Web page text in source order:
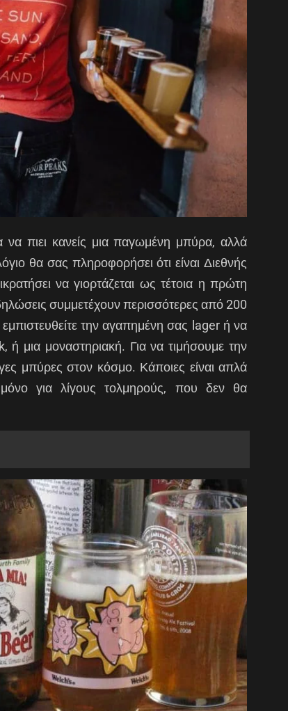
να πιει κανείς μια παγωμένη μπύρα, αλλά
θα σας πληροφορήσει ότι είναι Διεθνής
να γιορτάζεται ως τέτοια η πρώτη
συμμετέχουν περισσότερες από 200
την αγαπημένη σας lager ή να
ή μια μοναστηριακή. Για να τιμήσουμε την
μπύρες στον κόσμο. Κάποιες είναι απλά
μόνο για λίγους τολμηρούς, που δεν θα